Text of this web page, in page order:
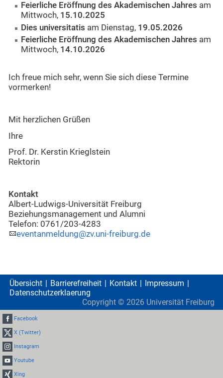
Feierliche Eröffnung des Akademischen Jahres am
Mittwoch, 15.10.2025
Dies universitatis am Dienstag, 19.05.2026
Feierliche Eröffnung des Akademischen Jahres am
Mittwoch, 14.10.2026
Ich freue mich sehr, wenn Sie sich diese Termine
vormerken!
Mit herzlichen Grüßen
Ihre
Prof. Dr. Kerstin Krieglstein
Rektorin
Kontakt
Albert-Ludwigs-Universität Freiburg
Beziehungsmanagement und Alumni
Telefon: 0761/203-4283
eventanmeldung@zv.uni-freiburg.de
Übersicht Barrierefreiheit Kontakt
Impressum
Datenschutzerklaerung
Copyright © 2026 Universität Freiburg
Facebook
X (Twitter)
Instagram
Youtube
Xing